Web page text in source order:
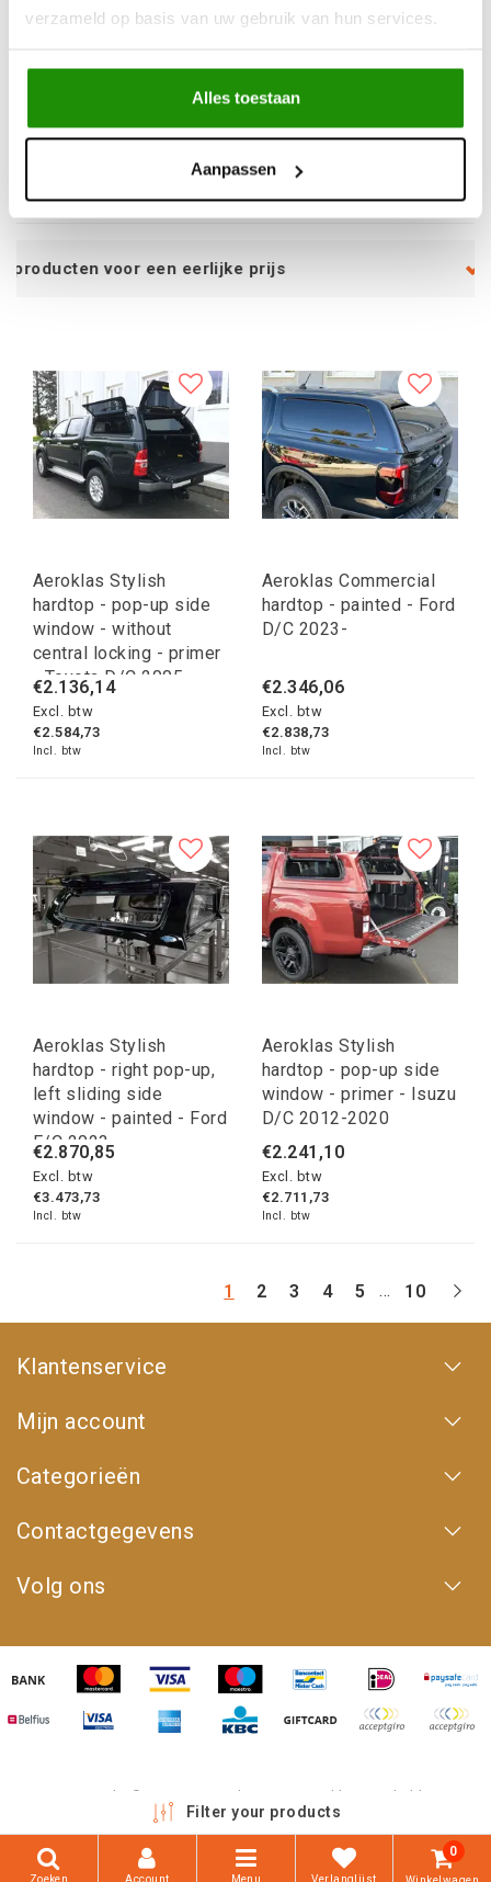
verzameld op basis van uw gebruik van hun services.
Alles toestaan
Aanpassen
Aeroklas Stylish
window - without
central locking - V7V7;
LK6A ontario green -
Volkswagen D/C 2010-
€2.259,65
Incl. btw
Aeroklas Hardtop
primer - Isuzu 2012-
2020
€176,72
€213,83
Incl. btw
prijs
Aeroklas Stylish
hardtop - pop-up side
window - without
central locking - primer
- Toyota D/C 2005-
2015
€2.136,14
Excl. btw
€2.584,73
Incl. btw
Aeroklas Commercial
hardtop - painted - Ford
D/C 2023-
€2.346,06
Excl. btw
€2.838,73
Incl. btw
Aeroklas Stylish
hardtop - right pop-up,
left sliding side
window - painted - Ford
E/C 2023-
€2.870,85
Excl. btw
€3.473,73
Incl. btw
Aeroklas Stylish
hardtop - pop-up side
window - primer - Isuzu
D/C 2012-2020
€2.241,10
Excl. btw
€2.711,73
Incl. btw
1 2 3 4 5 ... 10
Klantenservice
Mijn account
Categorieën
Contactgegevens
Volg ons
Copyright © 2026 - 4WD Shop | Powered by emarkable
Filter your products
Zoeken Account Menu Verlanglijst
0